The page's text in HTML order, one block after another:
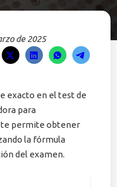
de 2025
exacto en el test de
para
te permite obtener
la fórmula
del examen.